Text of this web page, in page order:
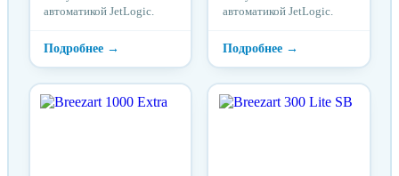
автоматикой JetLogic.
автоматикой JetLogic.